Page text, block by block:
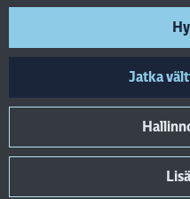
Jatka
Seuraa